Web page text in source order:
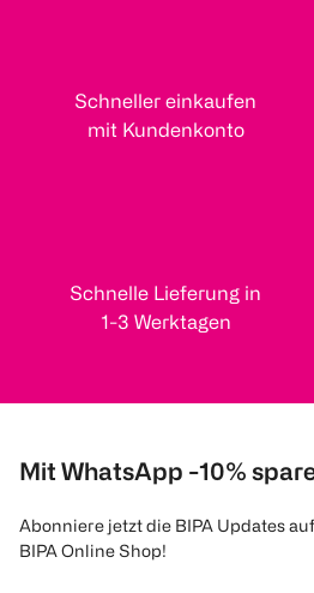
Schneller einkaufen
mit Kundenkonto
Schnelle Lieferung in
1-3 Werktagen
Mit WhatsApp -10%
Abonniere jetzt die BIPA Updates
BIPA Online Shop!